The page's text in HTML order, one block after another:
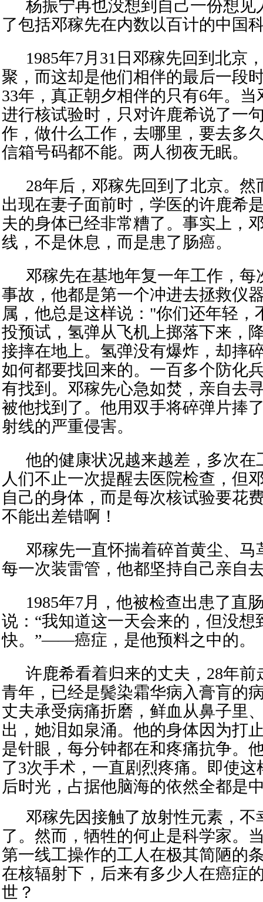
杨振宁再也没想到自己一份想见
了包括邓稼先在内数以百计的中国
1985年7月31日邓稼先回到北京
聚，而这却是他们相伴的最后一段
33年，真正朝夕相伴的只有6年。 当
进行核试验时，只对许鹿希说了一
作，做什么工作，去哪里，要去多
信箱号码都不能。 两人彻夜无眠。
28年后，邓稼先回到了北京。然
出现在妻子面前时 ，学医的许鹿希
夫的身体已经非常糟了 。 事实上，
线，不是休息，而是患了肠癌。
邓稼先在基地年复一年工作，每
事故，他都是第一个冲进去拯救仪
属，他总是这样说："你们还年轻，
投预试，氢弹从飞机上掷落下来，
接摔在地上。氢弹没有爆炸，却摔
如何都要找回来的。一百多个防化
有找到。邓稼先心急如焚，亲自去
被他找到了。 他用双手将碎弹片捧
射线的严重侵害。
他的健康状况越来越差 ， 多次在
人们不止一次提醒去医院检查，但
自己的身体，而是每次核试验要花
不能出差错啊！
邓稼先一直怀揣着碎首黄尘、马
每一次装雷管，他都坚持自己亲自
1985年7月，他被检查出患了直
说：“我知道这一天会来的，但没想
快。”——癌症，是他预料之中的。
许鹿希看着归来的丈夫， 28年前
青年， 已经是鬓染霜华病入膏肓的
丈夫承受病痛折磨，鲜血从鼻子里
出，她泪如泉涌。他的身体因为打
是针眼，每分钟都在和疼痛抗争。
了3次手术，一直剧烈疼痛。即使这
后时光，占据他脑海的依然全都是
邓稼先因接触了放射性元素，不
了。然而，牺牲的何止是科学家。
第一线工操作的工人在极其简陋的
在核辐射下，后来有多少人在癌症
世？